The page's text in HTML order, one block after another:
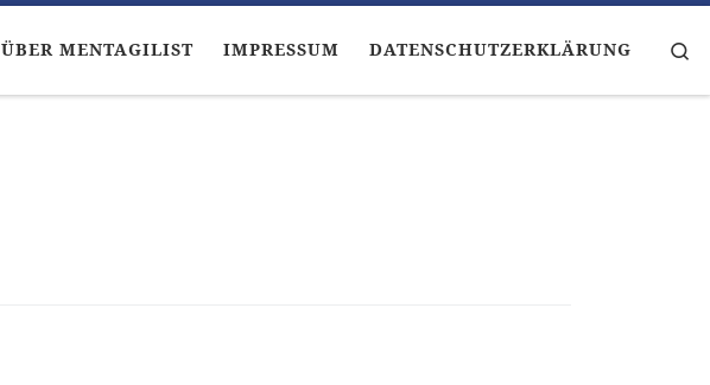
ÜBER MENTAGILIST IMPRESSUM DATENSCHUTZERKLÄRUNG